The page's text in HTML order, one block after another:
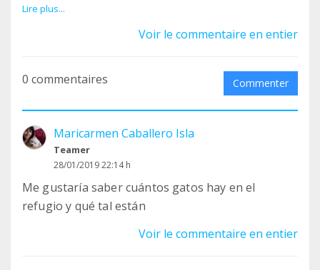
manual, en cuyo caso se escanea o se hace una
foto y me los mandas.. Tenemos hasta el sábado
sean firmados digitalmente en cuyo caso los
escribeme al correo
elenamartinbravo9296@gmail.com y te envío los
una fotografía ya firmados . Y me lo envías a dicho
correo
Yo me encargo de hacerlos llegar.
Lire plus...
Voir le commentaire en entier
0 commentaires Commenter
Maricarmen Caballero Isla
Teamer
28/01/2019 22:14 h
Me gustaría saber cuántos gatos hay en el
refugio y qué tal están
Voir le commentaire en entier